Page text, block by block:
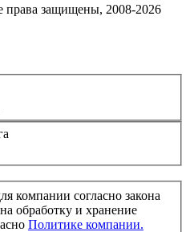
защищены, 2008-2026
компании согласно закона
обработку и хранение
Политике компании.